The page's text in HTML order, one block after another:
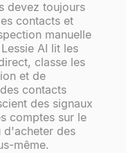
devez toujours
contacts et
manuelle
AI lit les
classe les
et de
contacts
des signaux
comptes sur le
d'acheter des
même.